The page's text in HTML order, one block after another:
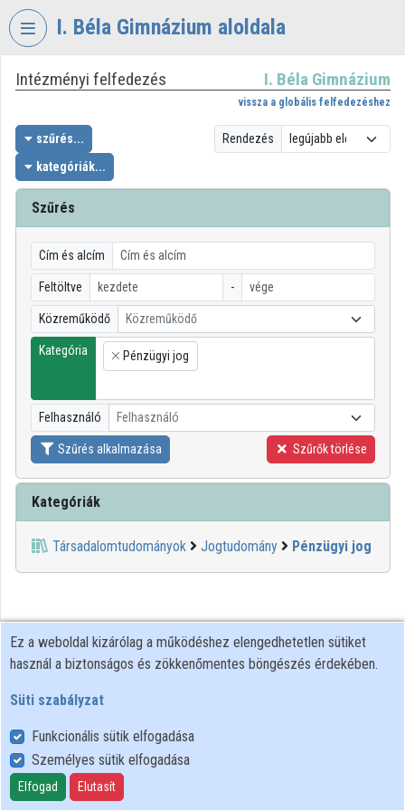
Fejléc kihagyása
I. Béla Gimnázium aloldala
VIDEOTORIUM
BÉLA
GIMNÁZIUM
Intézményi kezdőlap
Bejelentkezés
Intézményi felfedezés
Kategóriák
Intézményi listák
Intézmények
Közreműködők
Intézményi felfedezés I. Béla Gimnázium
vissza a globális felfedezéshez
szűrés...
kategóriák...
Rendezés
Szűrés
Cím és alcím
Feltöltve -
Közreműködő Közreműködő
Kategória
×
Pénzügyi jog
Felhasználó Felhasználó
Szűrés alkalmazása Szűrők törlése
Kategóriák
Társadalomtudományok Jogtudomány Pénzügyi jog
Felhasználói szabályzat
Adatkezelési tájékoztató
Süti szabályzat
Ez a weboldal kizárólag a működéshez elengedhetetlen sütiket
használ a biztonságos és zökkenőmentes böngészés érdekében.
Süti szabályzat
Funkcionális sütik elfogadása
Személyes sütik elfogadása
Elfogad Elutasít